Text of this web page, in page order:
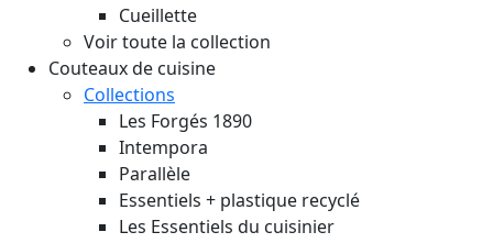
Cueillette
Voir toute la collection
Couteaux de cuisine
Collections
Les Forgés 1890
Intempora
Parallèle
Essentiels + plastique recyclé
Les Essentiels du cuisinier